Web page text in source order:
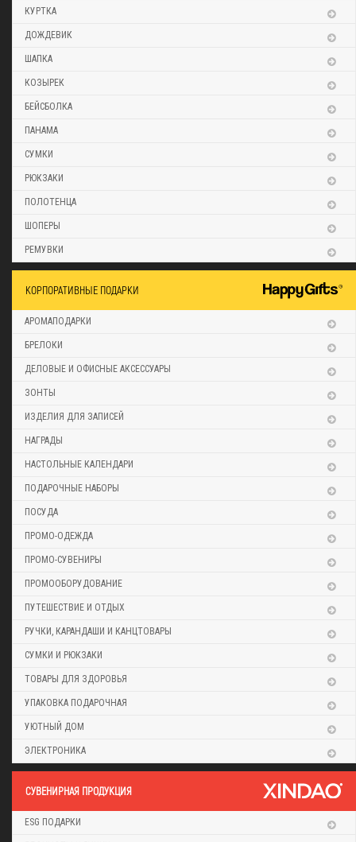
КУРТКА
ДОЖДЕВИК
ШАПКА
КОЗЫРЕК
БЕЙСБОЛКА
ПАНАМА
СУМКИ
РЮКЗАКИ
ПОЛОТЕНЦА
ШОПЕРЫ
РЕМУВКИ
КОРПОРАТИВНЫЕ ПОДАРКИ
АРОМАПОДАРКИ
БРЕЛОКИ
ДЕЛОВЫЕ И ОФИСНЫЕ АКСЕССУАРЫ
ЗОНТЫ
ИЗДЕЛИЯ ДЛЯ ЗАПИСЕЙ
НАГРАДЫ
НАСТОЛЬНЫЕ КАЛЕНДАРИ
ПОДАРОЧНЫЕ НАБОРЫ
ПОСУДА
ПРОМО-ОДЕЖДА
ПРОМО-СУВЕНИРЫ
ПРОМООБОРУДОВАНИЕ
ПУТЕШЕСТВИЕ И ОТДЫХ
РУЧКИ, КАРАНДАШИ И КАНЦТОВАРЫ
СУМКИ И РЮКЗАКИ
ТОВАРЫ ДЛЯ ЗДОРОВЬЯ
УПАКОВКА ПОДАРОЧНАЯ
УЮТНЫЙ ДОМ
ЭЛЕКТРОНИКА
CУВЕНИРНАЯ ПРОДУКЦИЯ
ESG ПОДАРКИ